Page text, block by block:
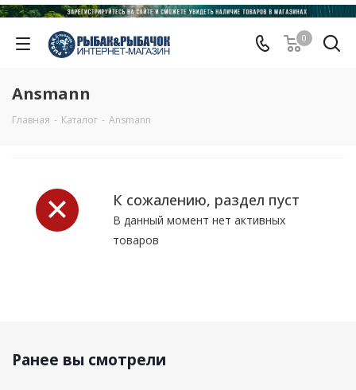
0
Ansmann
Главная - Каталог - Ansmann
К сожалению, раздел пуст
В данный момент нет активных
товаров
Ранее вы смотрели